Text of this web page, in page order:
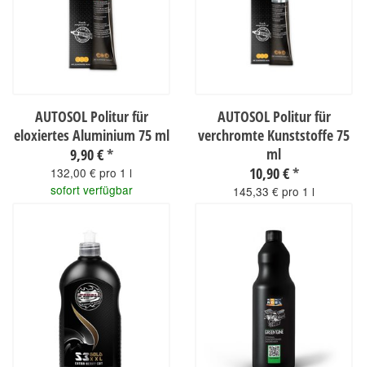
AUTOSOL Politur für
eloxiertes Aluminium 75 ml
9,90 €*
132,00 € pro 1 l
sofort verfügbar
AUTOSOL Politur für
verchromte Kunststoffe 75
ml
10,90 €*
145,33 € pro 1 l